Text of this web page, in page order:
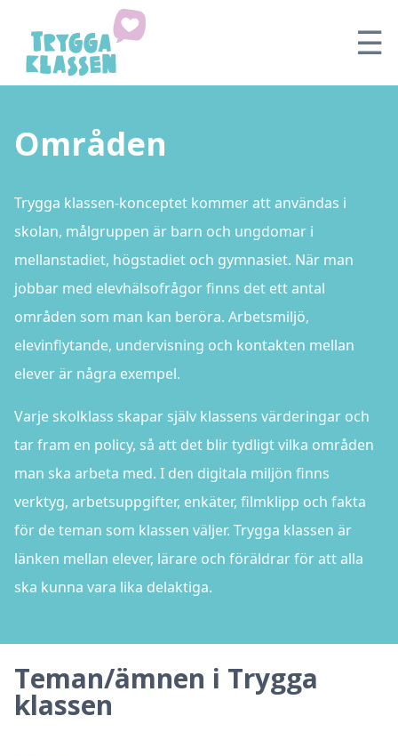
☰
Områden
Trygga klassen-konceptet kommer att användas i
skolan, målgruppen är barn och ungdomar i
mellanstadiet, högstadiet och gymnasiet. När man
jobbar med elevhälsofrågor finns det ett antal
områden som man kan beröra. Arbetsmiljö,
elevinflytande, undervisning och kontakten mellan
elever är några exempel.
Varje skolklass skapar själv klassens värderingar och
tar fram en policy, så att det blir tydligt vilka områden
man ska arbeta med. I den digitala miljön finns
verktyg, arbetsuppgifter, enkäter, filmklipp och fakta
för de teman som klassen väljer. Trygga klassen är
länken mellan elever, lärare och föräldrar för att alla
ska kunna vara lika delaktiga.
Teman/ämnen i Trygga
klassen